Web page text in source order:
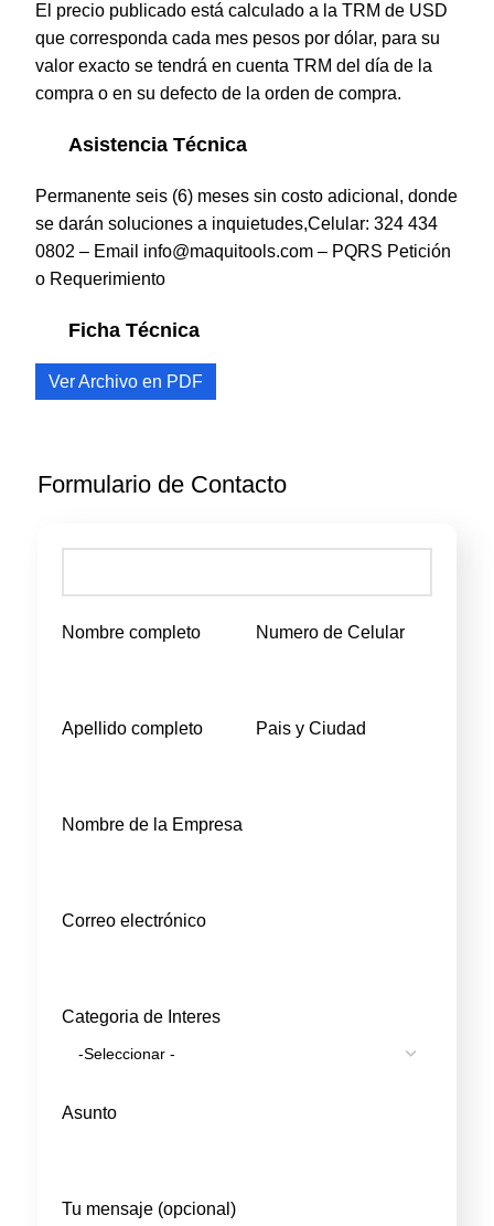
El precio publicado está calculado a la TRM de USD
que corresponda cada mes pesos por dólar, para su
valor exacto se tendrá en cuenta TRM del día de la
compra o en su defecto de la orden de compra.
Asistencia Técnica
Permanente seis (6) meses sin costo adicional, donde
se darán soluciones a inquietudes,Celular: 324 434
0802 – Email info@maquitools.com – PQRS Petición
o Requerimiento
Ficha Técnica
Ver Archivo en PDF
Formulario de Contacto
Nombre completo
Apellido completo
Numero de Celular
Pais y Ciudad
Nombre de la Empresa
Correo electrónico
Categoria de Interes
Asunto
Tu mensaje (opcional)